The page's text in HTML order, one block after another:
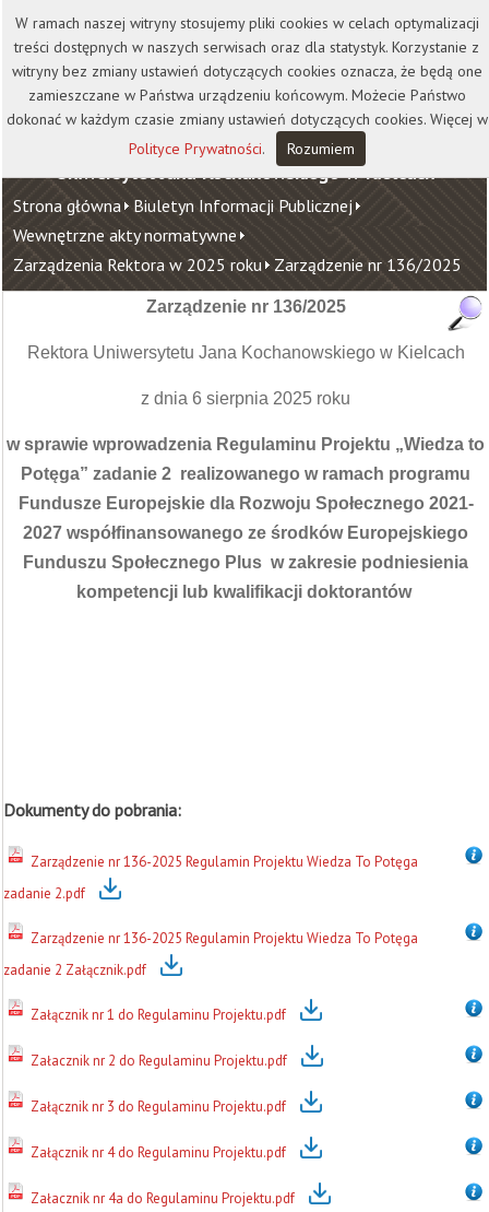
Kontakt Biblioteka
Wydawnictwo
Wirtualna Uczelnia
Uniwersytet Jana Kochanowskiego w Kielcach
Strona główna Biuletyn Informacji Publicznej
Wewnętrzne akty normatywne
Zarządzenia Rektora w 2025 roku Zarządzenie nr 136/2025
Zarządzenie nr 136/2025
Rektora Uniwersytetu Jana Kochanowskiego w Kielcach
z dnia 6 sierpnia 2025 roku
w sprawie wprowadzenia Regulaminu Projektu „Wiedza to
Potęga” zadanie 2 realizowanego w ramach programu
Fundusze Europejskie dla Rozwoju Społecznego 2021-
2027 współfinansowanego ze środków Europejskiego
Funduszu Społecznego Plus w zakresie podniesienia
kompetencji lub kwalifikacji doktorantów
Dokumenty do pobrania:
Zarządzenie nr 136-2025 Regulamin Projektu Wiedza To Potęga
zadanie 2.pdf
Zarządzenie nr 136-2025 Regulamin Projektu Wiedza To Potęga
zadanie 2 Załącznik.pdf
Załącznik nr 1 do Regulaminu Projektu.pdf
Załacznik nr 2 do Regulaminu Projektu.pdf
Załącznik nr 3 do Regulaminu Projektu.pdf
Załącznik nr 4 do Regulaminu Projektu.pdf
Załacznik nr 4a do Regulaminu Projektu.pdf
W ramach naszej witryny stosujemy pliki cookies w celach optymalizacji
treści dostępnych w naszych serwisach oraz dla statystyk. Korzystanie z
witryny bez zmiany ustawień dotyczących cookies oznacza, że będą one
zamieszczane w Państwa urządzeniu końcowym. Możecie Państwo
dokonać w każdym czasie zmiany ustawień dotyczących cookies. Więcej w
Polityce Prywatności. Rozumiem